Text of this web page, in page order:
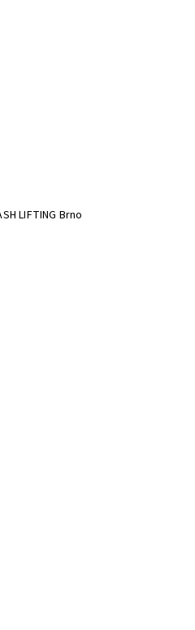
MASTERCLASS KOREJSKÝ LASH LIFTING Brno